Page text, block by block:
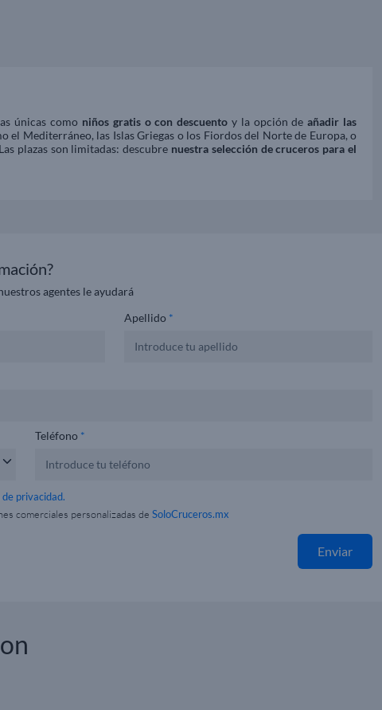
únicas como niños gratis o con descuento y la opción deañadir las
Mediterráneo, las Islas Griegas o los Fiordos del Norte de Europa, o
plazas son limitadas: descubre nuestra selección de cruceros para el
agentes le ayudará
Apellido *
Teléfono *
privacidad.
comerciales personalizadas de SoloCruceros.mx
Enviar